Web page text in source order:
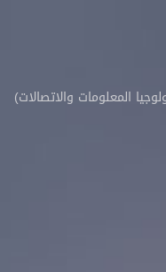
المعلومات والاتصالات)